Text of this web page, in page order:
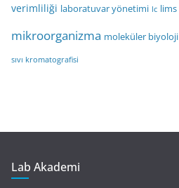
verimliliği laboratuvar yönetimi lc lims
mikroorganizma moleküler biyoloji
sıvı kromatografisi
Lab Akademi